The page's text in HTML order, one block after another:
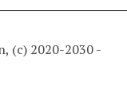
(c) 2020-2030 -